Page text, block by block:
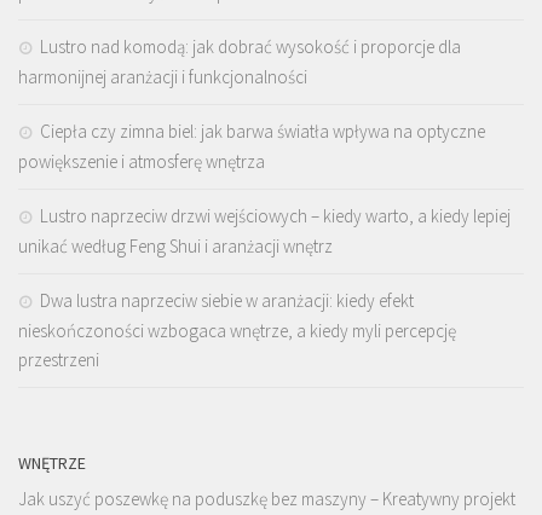
Lustro nad komodą: jak dobrać wysokość i proporcje dla
harmonijnej aranżacji i funkcjonalności
Ciepła czy zimna biel: jak barwa światła wpływa na optyczne
powiększenie i atmosferę wnętrza
Lustro naprzeciw drzwi wejściowych – kiedy warto, a kiedy lepiej
unikać według Feng Shui i aranżacji wnętrz
Dwa lustra naprzeciw siebie w aranżacji: kiedy efekt
nieskończoności wzbogaca wnętrze, a kiedy myli percepcję
przestrzeni
WNĘTRZE
Jak uszyć poszewkę na poduszkę bez maszyny – Kreatywny projekt